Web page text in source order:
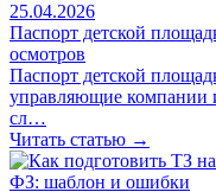
25.04.2026
Паспорт детской
осмотров
Паспорт детской
управляющие компании
сл…
Читать статью →